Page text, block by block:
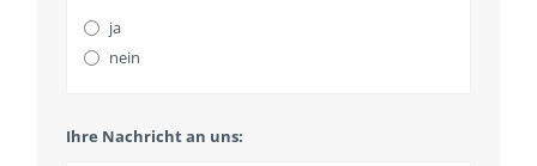
ja
nein
Phone
Ihre Nachricht an uns: